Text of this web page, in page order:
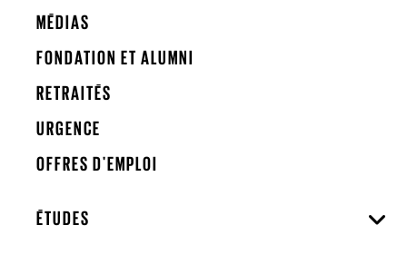
MÉDIAS
FONDATION ET ALUMNI
RETRAITÉS
URGENCE
OFFRES D'EMPLOI
ÉTUDES